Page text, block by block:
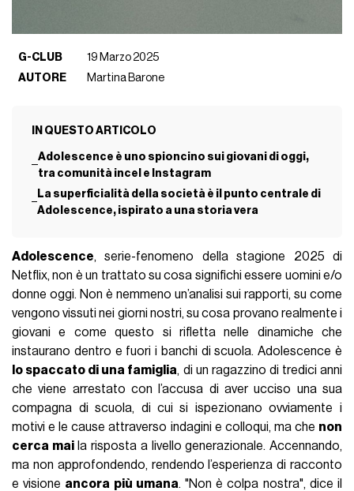
G-CLUB
19 Marzo 2025
AUTORE
Martina Barone
IN QUESTO ARTICOLO
Adolescence è uno spioncino sui giovani di oggi,
tra comunità incel e Instagram
La superficialità della società è il punto centrale di
Adolescence, ispirato a una storia vera
Adolescence, serie-fenomeno della stagione 2025 di
Netflix, non è un trattato su cosa significhi essere uomini e/o
donne oggi. Non è nemmeno un’analisi sui rapporti, su come
vengono vissuti nei giorni nostri, su cosa provano realmente i
giovani e come questo si rifletta nelle dinamiche che
instaurano dentro e fuori i banchi di scuola. Adolescence è
lo spaccato di una famiglia, di un ragazzino di tredici anni
che viene arrestato con l’accusa di aver ucciso una sua
compagna di scuola, di cui si ispezionano ovviamente i
motivi e le cause attraverso indagini e colloqui, ma che non
cerca maila risposta a livello generazionale. Accennando,
ma non approfondendo, rendendo l’esperienza di racconto
e visione ancora più umana. "Non è colpa nostra", dice il